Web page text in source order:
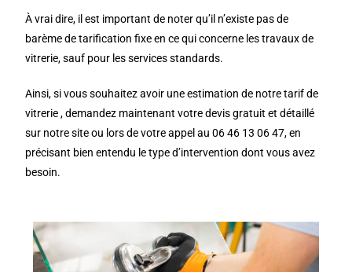
À vrai dire, il est important de noter qu’il n’existe pas de
barème de tarification fixe en ce qui concerne les travaux de
vitrerie, sauf pour les services standards.
Ainsi, si vous souhaitez avoir une estimation de notre tarif de
vitrerie , demandez maintenant votre devis gratuit et détaillé
sur notre site ou lors de votre appel au 06 46 13 06 47, en
précisant bien entendu le type d’intervention dont vous avez
besoin.